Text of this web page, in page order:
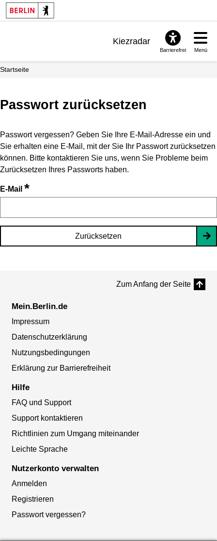
Kiezradar
Barrierefrei Menü
Startseite
Passwort zurücksetzen
Passwort vergessen? Geben Sie Ihre E-Mail-Adresse ein und
Sie erhalten eine E-Mail, mit der Sie Ihr Passwort zurücksetzen
können. Bitte kontaktieren Sie uns, wenn Sie Probleme beim
Zurücksetzen Ihres Passworts haben.
E-Mail *
Zurücksetzen
Zum Anfang der Seite
Mein.Berlin.de
Impressum
Datenschutzerklärung
Nutzungsbedingungen
Erklärung zur Barrierefreiheit
Hilfe
FAQ und Support
Support kontaktieren
Richtlinien zum Umgang miteinander
Leichte Sprache
Nutzerkonto verwalten
Anmelden
Registrieren
Passwort vergessen?